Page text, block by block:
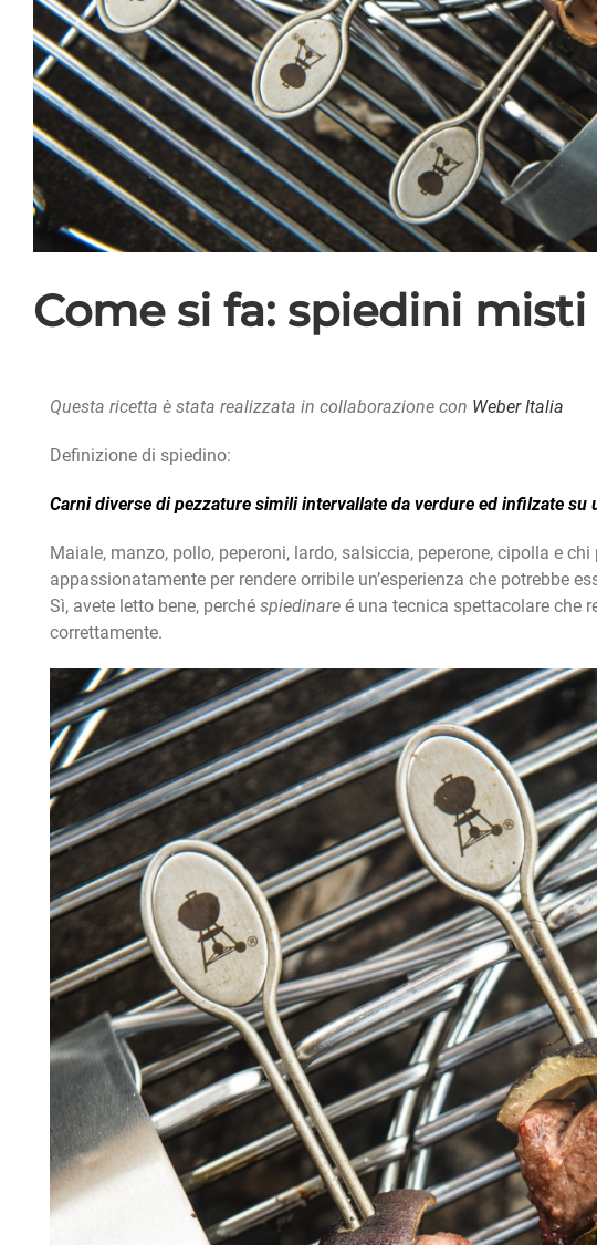
Come si fa: spiedini misti
Questa ricetta è stata realizzata in collaborazione con Weber Italia
Definizione di spiedino:
Carni diverse di pezzature simili intervallate da verdure ed infilzate su
Maiale, manzo, pollo, peperoni, lardo, salsiccia, peperone, cipolla e
appassionatamente per rendere orribile un’esperienza che potrebbe
Sì, avete letto bene, perché spiedinareé una tecnica spettacolare che
correttamente.